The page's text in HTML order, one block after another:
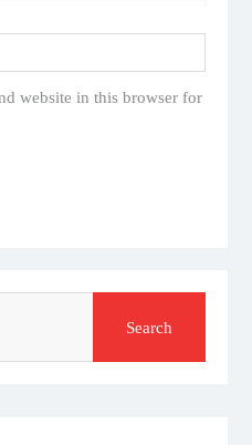
website in this browser for